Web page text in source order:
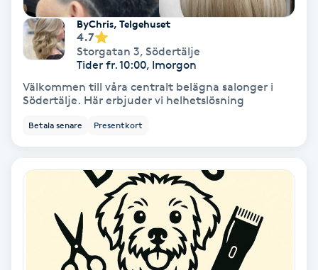
Fransk manikyr
Fransrengöring
Frekvensterapi
Friskvård
Friskvårdsmassage
Funktionsanalys
ByChris, Telgehuset
4.7
Storgatan 3, Södertälje
Tider fr. 10:00, Imorgon
Välkommen till våra centralt belägna salonger i
Södertälje. Här erbjuder vi helhetslösning
Betala senare Presentkort